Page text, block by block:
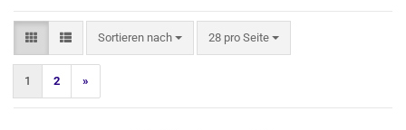
Sortieren nach
Sortieren nach 28 pro Seite
pro Seite
1 2 »